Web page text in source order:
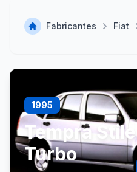
Fabricantes Fiat
1995
Tempra
Turbo